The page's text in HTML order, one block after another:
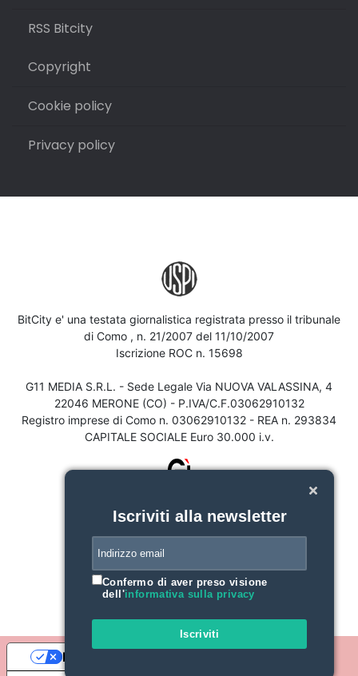
RSS Bitcity
Copyright
Cookie policy
Privacy policy
BitCity e' una testata giornalistica registrata presso il tribunale
di Como , n. 21/2007 del 11/10/2007
Iscrizione ROC n. 15698
G11 MEDIA S.R.L. - Sede Legale Via NUOVA VALASSINA, 4
22046 MERONE (CO) - P.IVA/C.F.03062910132
Registro imprese di Como n. 03062910132 - REA n. 293834
CAPITALE SOCIALE Euro 30.000 i.v.
Iscriviti alla newsletter
Confermo di aver preso visione
dell'informativa sulla privacy
Iscriviti
Le tue preferenze relative alla privacy